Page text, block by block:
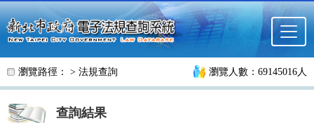
跳至主要內容
瀏覽路徑： > 法規查詢 瀏覽人數：69145016人
查詢結果